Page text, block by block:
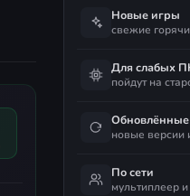
Новые игры
свежие
Для слабых
пойдут на
Обновлённые
новые версии
По сети
мультиплеер